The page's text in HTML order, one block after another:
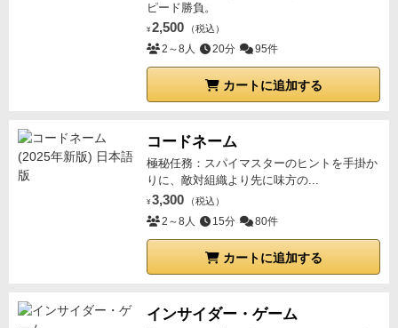
ピード勝負。
¥ 2,500 （税込）
2～8人 20分 95件
カートに追加する
コードネーム
極秘任務：スパイマスターのヒントを手掛か
りに、敵対組織より先に味方の...
¥ 3,300 （税込）
2～8人 15分 80件
カートに追加する
インサイダー・ゲーム